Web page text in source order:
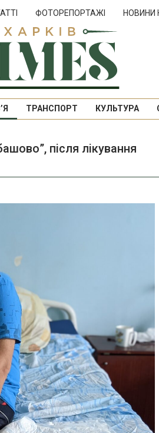
ФОТОРЕПОРТАЖІ НОВИНИ
ТРАНСПОРТ КУЛЬТУРА
після лікування